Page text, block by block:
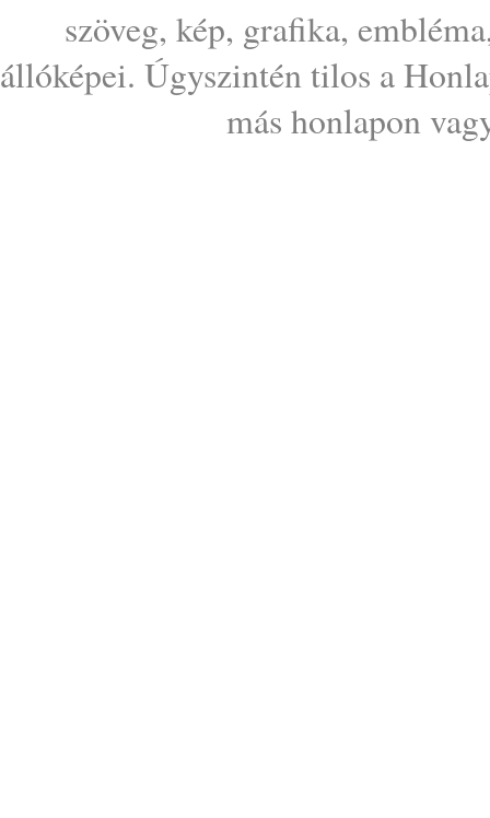
szöveg, kép, grafika,
állóképei. Úgyszintén tilos a
más honlapon